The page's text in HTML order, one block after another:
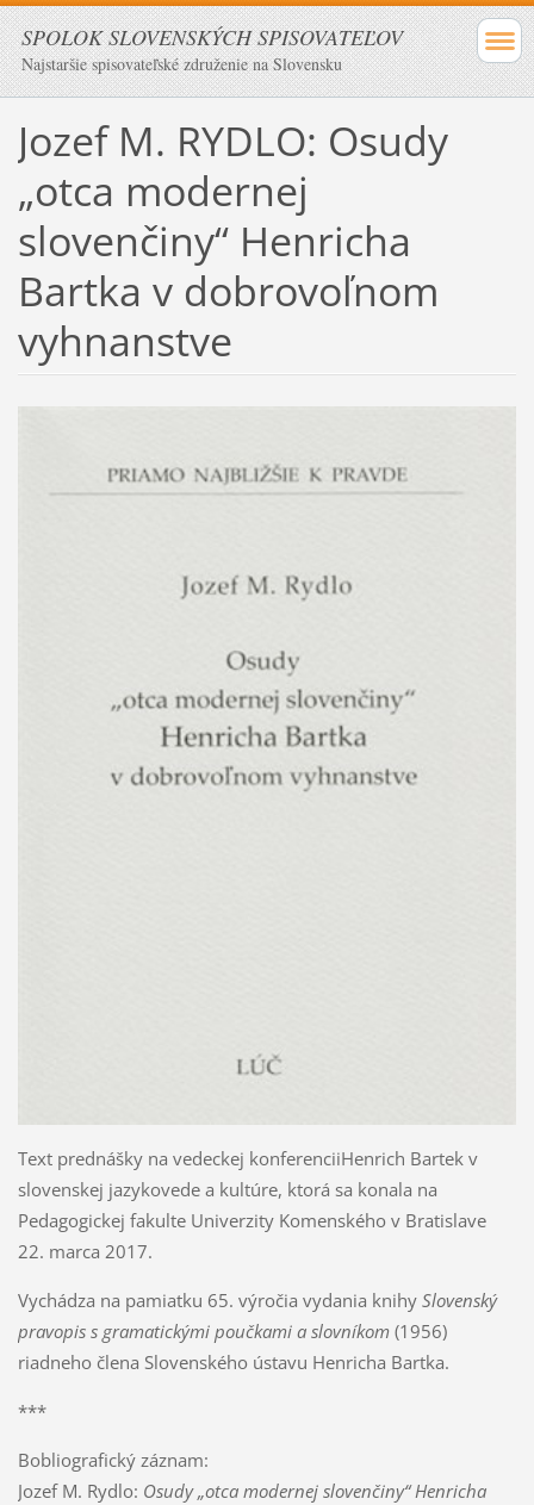
SPOLOK SLOVENSKÝCH SPISOVATEĽOV
Najstaršie spisovateľské združenie na Slovensku
Jozef M. RYDLO: Osudy
„otca modernej
slovenčiny“ Henricha
Bartka v dobrovoľnom
vyhnanstve
Text prednášky na vedeckej konferenciiHenrich Bartek v
slovenskej jazykovede a kultúre, ktorá sa konala na
Pedagogickej fakulte Univerzity Komenského v Bratislave
22. marca 2017.
Vychádza na pamiatku 65. výročia vydania knihy Slovenský
pravopis s gramatickými poučkami a slovníkom(1956)
riadneho člena Slovenského ústavu Henricha Bartka.
***
Bobliografický záznam:
Jozef M. Rydlo: Osudy „otca modernej slovenčiny“ Henricha